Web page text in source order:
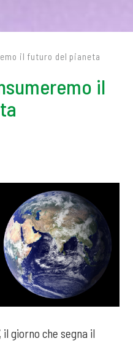
il futuro del pianeta
il
il giorno che segna il